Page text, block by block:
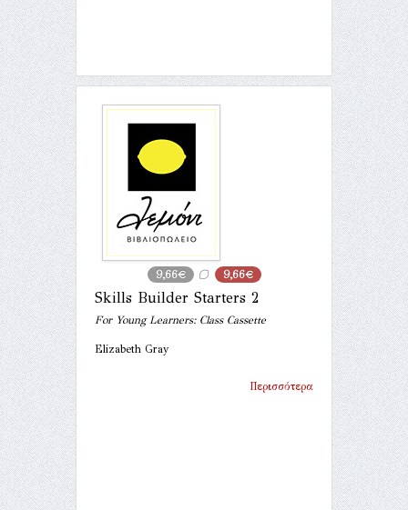
9,66€ 9,66€
Skills Builder Starters 2
For Young Learners: Class Cassette
Elizabeth Gray
Περισσότερα